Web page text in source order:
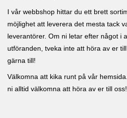
I vår webbshop hittar du ett brett
möjlighet att leverera det mesta tack
leverantörer. Om ni letar efter något i
utföranden, tveka inte att höra av er
gärna till!
Välkomna att kika runt på vår
ni alltid välkomna att höra av er till oss!